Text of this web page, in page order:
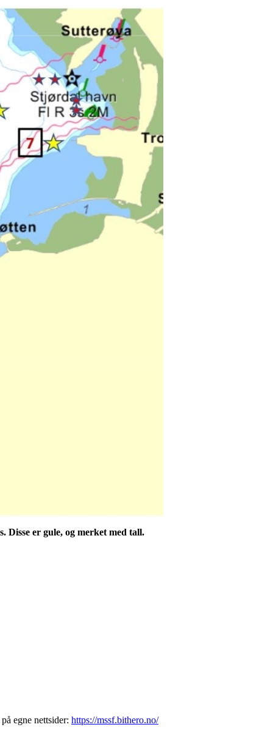
Disse er gule, og merket med tall.
egne nettsider: https://mssf.bithero.no/